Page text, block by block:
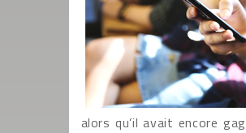
alors qu’il avait encore